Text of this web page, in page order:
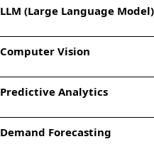
LLM (Large Language Model)
Computer Vision
Predictive Analytics
Demand Forecasting